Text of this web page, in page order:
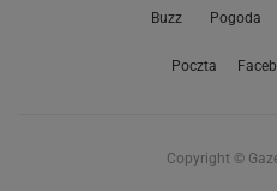
Buzz Pogoda
Poczta
Copyright ©